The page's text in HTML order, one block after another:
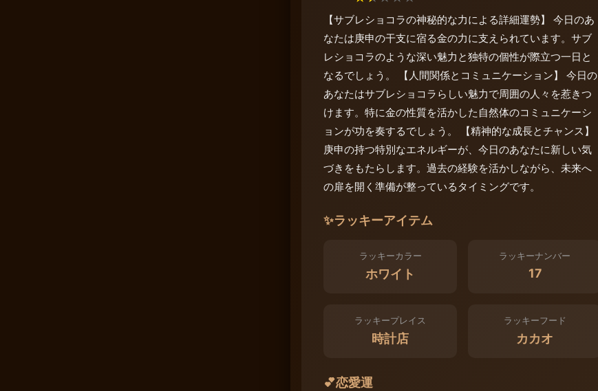
【サブレショコラの神秘的な力による詳細運勢】 今日のあ
なたは庚申の干支に宿る金の力に支えられています。サブ
レショコラのような深い魅力と独特の個性が際立つ一日と
なるでしょう。 【人間関係とコミュニケーション】 今日の
あなたはサブレショコラらしい魅力で周囲の人々を惹きつ
けます。特に金の性質を活かした自然体のコミュニケーシ
ョンが功を奏するでしょう。 【精神的な成長とチャンス】
庚申の持つ特別なエネルギーが、今日のあなたに新しい気
づきをもたらします。過去の経験を活かしながら、未来へ
の扉を開く準備が整っているタイミングです。
✨ラッキーアイテム
ラッキーカラー
ホワイト
ラッキーナンバー
17
ラッキープレイス
時計店
ラッキーフード
カカオ
💕恋愛運